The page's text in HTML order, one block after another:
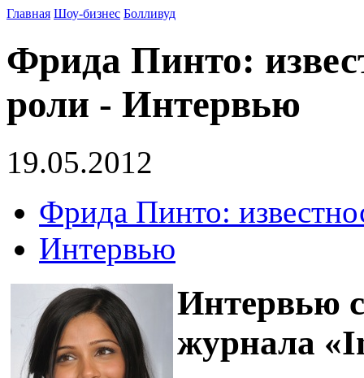
Главная Шоу-бизнес Болливуд
Фрида Пинто:
роли - Интервью
19.05.2012
Фрида Пинто:
Интервью
Интервью
журнала